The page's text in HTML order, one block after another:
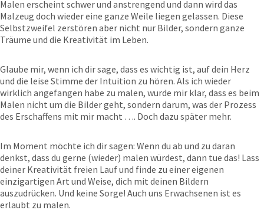
Malen erscheint schwer und anstrengend und dann wird das
Malzeug doch wieder eine ganze Weile liegen gelassen. Diese
Selbstzweifel zerstören aber nicht nur Bilder, sondern ganze
Träume und die Kreativität im Leben.
Glaube mir, wenn ich dir sage, dass es wichtig ist, auf dein Herz
und die leise Stimme der Intuition zu hören. Als ich wieder
wirklich angefangen habe zu malen, wurde mir klar, dass es beim
Malen nicht um die Bilder geht, sondern darum, was der Prozess
des Erschaffens mit mir macht …. Doch dazu später mehr.
Im Moment möchte ich dir sagen: Wenn du ab und zu daran
denkst, dass du gerne (wieder) malen würdest, dann tue das! Lass
deiner Kreativität freien Lauf und finde zu einer eigenen
einzigartigen Art und Weise, dich mit deinen Bildern
auszudrücken. Und keine Sorge! Auch uns Erwachsenen ist es
erlaubt zu malen.